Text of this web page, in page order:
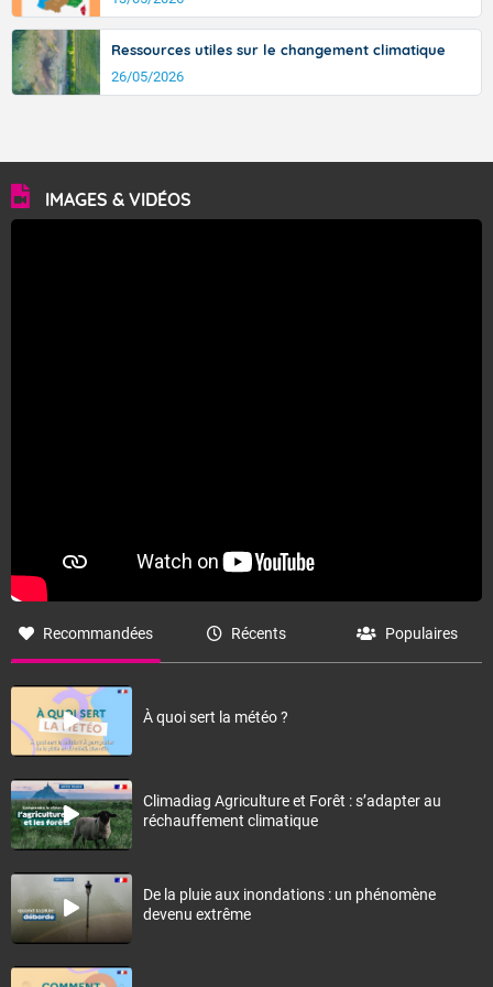
Ressources utiles sur le changement climatique
26/05/2026
IMAGES & VIDÉOS
Recommandées Récents Populaires
À quoi sert la météo ?
Climadiag Agriculture et Forêt : s’adapter au
réchauffement climatique
De la pluie aux inondations : un phénomène
devenu extrême